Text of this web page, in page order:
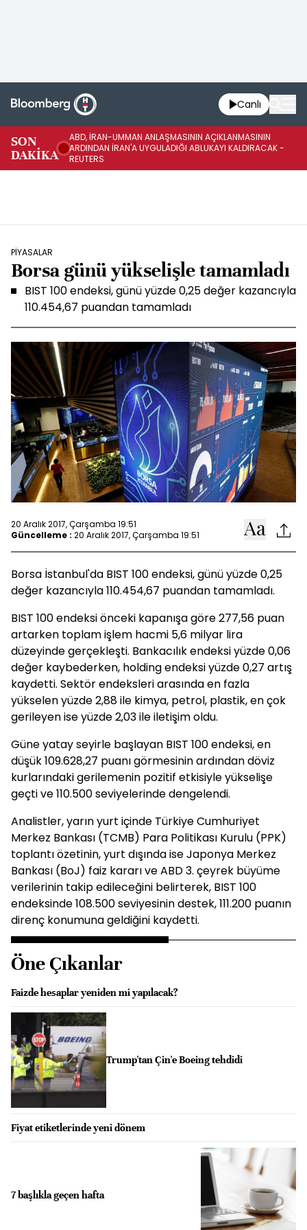
Canlı
SON
DAKİKA
ABD, İRAN-UMMAN ANLAŞMASININ AÇIKLANMASININ
ARDINDAN İRAN'A UYGULADIĞI ABLUKAYI KALDIRACAK -
REUTERS
PİYASALAR
Borsa günü yükselişle tamamladı
BIST 100 endeksi, günü yüzde 0,25 değer kazancıyla
110.454,67 puandan tamamladı
20 Aralık 2017, Çarşamba 19:51
Güncelleme : 20 Aralık 2017, Çarşamba 19:51
Borsa İstanbul'da BIST 100 endeksi, günü yüzde 0,25
değer kazancıyla 110.454,67 puandan tamamladı.
BIST 100 endeksi önceki kapanışa göre 277,56 puan
artarken toplam işlem hacmi 5,6 milyar lira
düzeyinde gerçekleşti. Bankacılık endeksi yüzde 0,06
değer kaybederken, holding endeksi yüzde 0,27 artış
kaydetti. Sektör endeksleri arasında en fazla
yükselen yüzde 2,88 ile kimya, petrol, plastik, en çok
gerileyen ise yüzde 2,03 ile iletişim oldu.
Güne yatay seyirle başlayan BIST 100 endeksi, en
düşük 109.628,27 puanı görmesinin ardından döviz
kurlarındaki gerilemenin pozitif etkisiyle yükselişe
geçti ve 110.500 seviyelerinde dengelendi.
Analistler, yarın yurt içinde Türkiye Cumhuriyet
Merkez Bankası (TCMB) Para Politikası Kurulu (PPK)
toplantı özetinin, yurt dışında ise Japonya Merkez
Bankası (BoJ) faiz kararı ve ABD 3. çeyrek büyüme
verilerinin takip edileceğini belirterek, BIST 100
endeksinde 108.500 seviyesinin destek, 111.200 puanın
direnç konumuna geldiğini kaydetti.
Öne Çıkanlar
Faizde hesaplar yeniden mi yapılacak?
Trump'tan Çin'e Boeing tehdidi
Fiyat etiketlerinde yeni dönem
7 başlıkla geçen hafta